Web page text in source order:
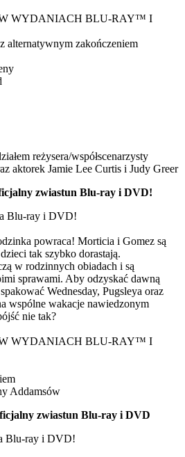
WYDANIACH BLU-RAY™ I
alternatywnym zakończeniem
reżysera/współscenarzysty
aktorek Jamie Lee Curtis i Judy Greer
zwiastun Blu-ray i DVD!
Blu-ray i DVD!
powraca! Morticia i Gomez są
tak szybko dorastają.
w rodzinnych obiadach i są
sprawami. Aby odzyskać dawną
Wednesday, Pugsleya oraz
wspólne wakacje nawiedzonym
nie tak?
WYDANIACH BLU-RAY™ I
Addamsów
zwiastun Blu-ray i DVD
Blu-ray i DVD!